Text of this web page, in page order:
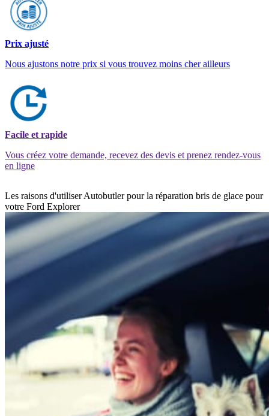
Prix ajusté
Nous ajustons notre prix si vous trouvez moins cher ailleurs
Facile et rapide
Vous créez votre demande, recevez des devis et prenez rendez-vous
en ligne
Les raisons d'utiliser Autobutler pour la réparation bris de glace pour
votre Ford Explorer